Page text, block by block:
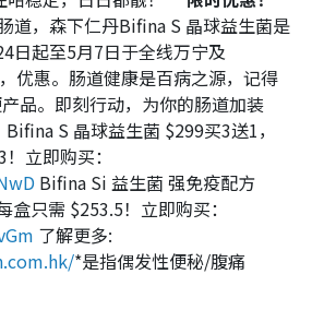
道，森下仁丹Bifina S 晶球益生菌是
日起至5月7日于全线万宁及
优惠。肠道健康是百病之源，记得
品。即刻行动，为你的肠道加装
S 晶球益生菌 $299买3送1，
立即购买：
Bifina Si 益生菌 强免疫配方
盒只需 $253.5！立即购买：
了解更多:
*是指偶发性便秘/腹痛